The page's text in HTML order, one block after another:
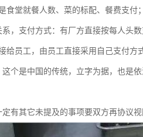
堂就餐人数、菜的标配、餐费支付；
，支付方式：有厂方直接按每人头
员工，由员工直接采用自己支付方
个是中国的传统，立字为据，也是
有其它未提及的事项要双方再协议视